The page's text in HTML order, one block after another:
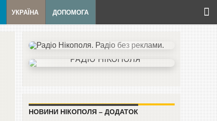
УКРАЇНА ДОПОМОГА
НОВИНИ НІКОПОЛЯ – ДОДАТОК